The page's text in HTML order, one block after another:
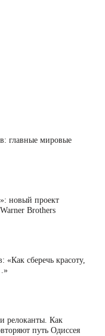
главные мировые
новый проект
Brothers
«Как сберечь красоту,
релоканты. Как
путь Одиссея